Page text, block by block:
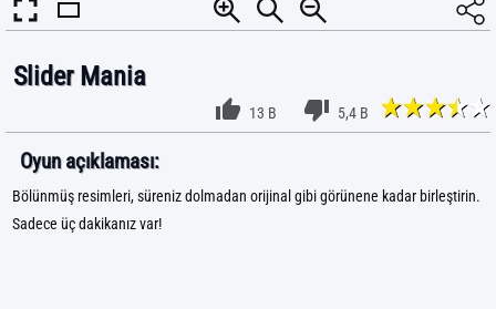
Slider Mania
13 B 5,4 B
Oyun açıklaması:
Bölünmüş resimleri, süreniz dolmadan orijinal gibi görünene kadar birleştirin.
Sadece üç dakikanız var!